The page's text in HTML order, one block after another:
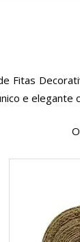
Fitas
e elegante